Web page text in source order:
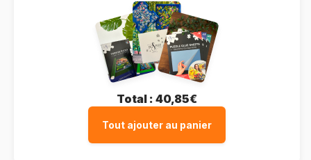
Total : 40,85€
Tout ajouter au panier